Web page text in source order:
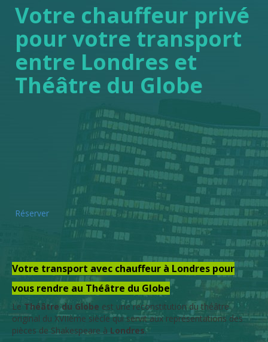
Votre chauffeur privé
pour votre transport
entre Londres et
Théâtre du Globe
Réserver
Votre transport avec chauffeur à Londres pour
vous rendre au Théâtre du Globe
Le Théâtre du Globe est une reconstitution du théâtre
original du XVIIème siècle qui servit aux représentations des
pièces de Shakespeare à Londres.